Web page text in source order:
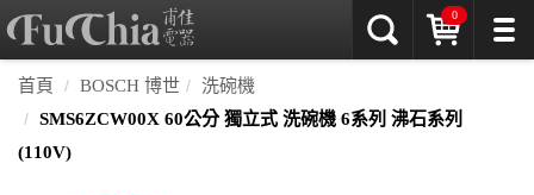
0
首頁 BOSCH 博世
洗碗機
SMS6ZCW00X 60公分 獨立式 洗碗機 6系列 沸石系列
(110V)